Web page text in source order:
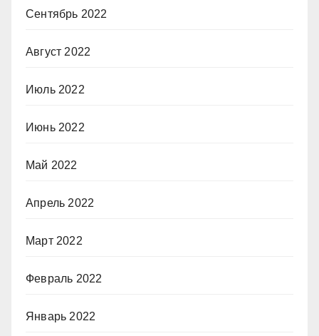
Сентябрь 2022
Август 2022
Июль 2022
Июнь 2022
Май 2022
Апрель 2022
Март 2022
Февраль 2022
Январь 2022